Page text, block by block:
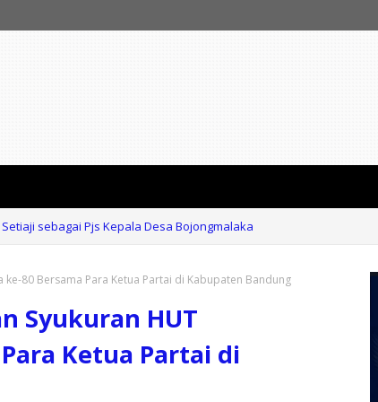
sebagai Pjs Kepala Desa Bojongmalaka
Hermawan Desak Wali Kota Farhan Benahi Pengawasan
80 Bersama Para Ketua Partai di Kabupaten Bandung
Syukuran HUT
Ketua Partai di